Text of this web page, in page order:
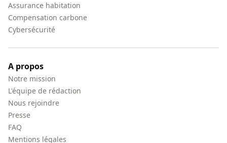
Assurance habitation
Compensation carbone
Cybersécurité
A propos
Notre mission
L'équipe de rédaction
Nous rejoindre
Presse
FAQ
Mentions légales